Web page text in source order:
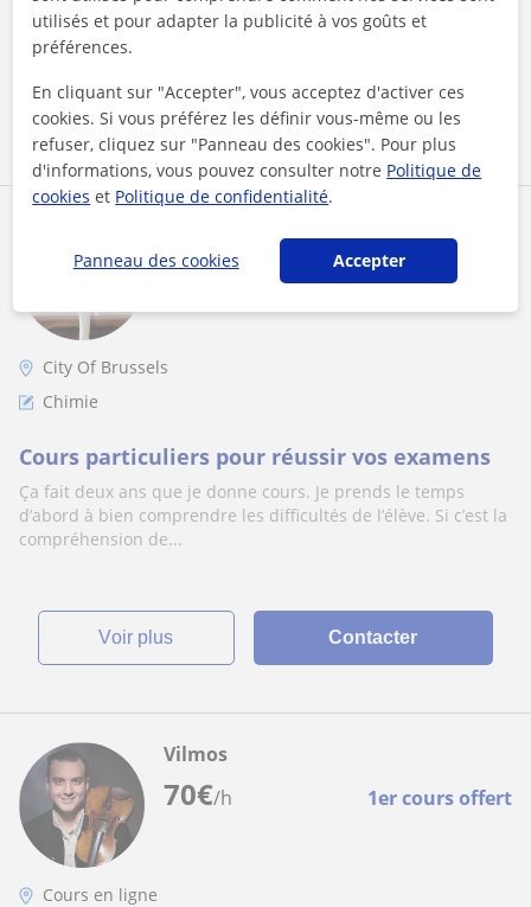
j’enseigne l’espagn...
voir plus Contacter
25€/h 1er cours offert
City Of Brussels
Chimie
Cours particuliers pour réussir vos examens
Ça fait deux ans que je donne cours. Je prends le temps
d’abord à bien comprendre les difficultés de l’élève. Si c’est la
compréhension de...
voir plus Contacter
70€/h 1er cours offert
Vilmos
Cours en ligne
utilisés et pour adapter la publicité à vos goûts et
préférences.
En cliquant sur "Accepter", vous acceptez d'activer ces
cookies. Si vous préférez les définir vous-même ou les
refuser, cliquez sur "Panneau des cookies". Pour plus
d'informations, vous pouvez consulter notre Politique de
cookies et Politique de confidentialité.
Panneau des cookies Accepter